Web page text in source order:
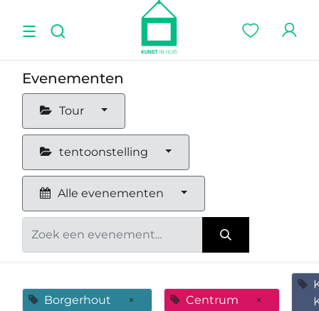
Evenementen
Tour
tentoonstelling
Alle evenementen
Borgerhout × Centrum ×